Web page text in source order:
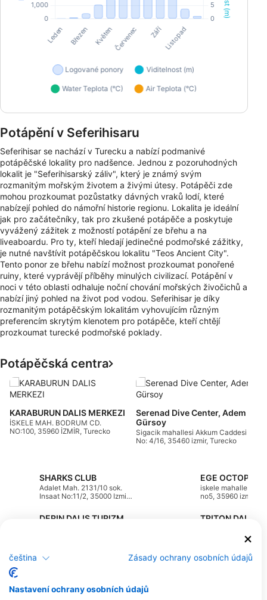
Potápění v Seferihisaru
Seferihisar se nachází v Turecku a nabízí podmanivé
potápěčské lokality pro nadšence. Jednou z pozoruhodných
lokalit je "Seferihisarský záliv", který je známý svým
rozmanitým mořským životem a živými útesy. Potápěči zde
mohou prozkoumat pozůstatky dávných vraků lodí, které
nabízejí pohled do námořní historie regionu. Lokalita je ideální
jak pro začátečníky, tak pro zkušené potápěče a poskytuje
vyvážený zážitek z možností potápění ze břehu a na
liveaboardu. Pro ty, kteří hledají jedinečné podmořské zážitky,
je nutné navštívit potápěčskou lokalitu "Teos Ancient City".
Tento ponor ze břehu nabízí možnost prozkoumat ponořené
ruiny, které vyprávějí příběhy minulých civilizací. Potápění v
noci v této oblasti odhaluje noční chování mořských živočichů a
nabízí jiný pohled na život pod vodou. Seferihisar je díky
rozmanitým potápěčským lokalitám vyhovujícím různým
preferencím skrytým klenotem pro potápěče, kteří chtějí
prozkoumat turecké podmořské poklady.
Potápěčská centra
KARABURUN DALIS MERKEZI
İSKELE MAH. BODRUM CD.
NO:100, 35960 İZMİR, Turecko
Serenad Dive Center, Adem
Gürsoy
Sigacik mahallesi Akkum Caddesi
No: 4/16, 35460 izmir, Turecko
SHARKS CLUB
Adalet Mah. 2131/10 sok.
Insaat No:11/2, 35000 Izmir,
EGESUB FREEDIVING, Kemal Yayöz
IZMIR, Turecko
iskele mahallesi
no5, 35960 izmir,
Sitesi Plaji, 35460
EVDE DALIS
čeština Zásady ochrany osobních údajů
Nastavení ochrany osobních údajů